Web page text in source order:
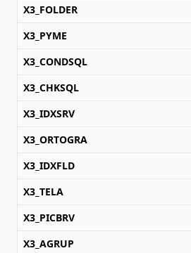
X3_FOLDER
X3_PYME
X3_CONDSQL
X3_CHKSQL
X3_IDXSRV
X3_ORTOGRA
X3_IDXFLD
X3_TELA
X3_PICBRV
X3_AGRUP